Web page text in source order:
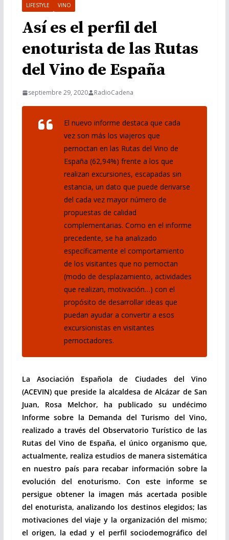
LIFESTYLE VINO
Así es el perfil del
enoturista de las Rutas
del Vino de España
septiembre 29, 2020 RadioCadena
El nuevo informe destaca que cada
vez son más los viajeros que
pernoctan en las Rutas del Vino de
España (62,94%) frente a los que
realizan excursiones, escapadas sin
estancia, un dato que puede derivarse
del cada vez mayor número de
propuestas de calidad
complementarias. Como en el informe
precedente, se ha analizado
específicamente el comportamiento
de los visitantes que no pernoctan
(modo de desplazamiento, actividades
que realizan, motivación…) con el
propósito de desarrollar ideas que
puedan ayudar a convertir a esos
excursionistas en visitantes
pernoctadores.
La Asociación Española de Ciudades del Vino
(ACEVIN) que preside la alcaldesa de Alcázar de San
Juan, Rosa Melchor, ha publicado su undécimo
Informe sobre la Demanda del Turismo del Vino,
realizado a través del Observatorio Turístico de las
Rutas del Vino de España, el único organismo que,
actualmente, realiza estudios de manera sistemática
en nuestro país para recabar información sobre la
evolución del enoturismo. Con este informe se
persigue obtener la imagen más acertada posible
del enoturista, analizando los destinos elegidos; las
motivaciones del viaje y la organización del mismo;
el origen, la edad y el perfil sociodemográfico del